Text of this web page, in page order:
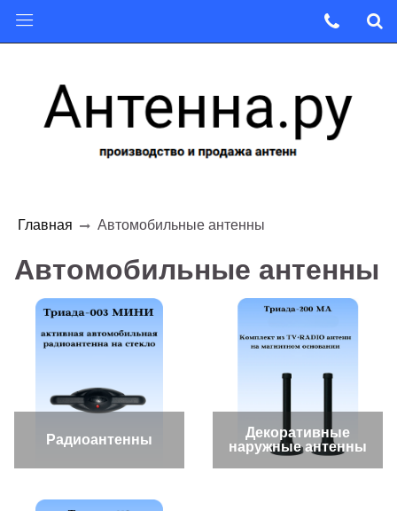
Главная Автомобильные антенны
Автомобильные антенны
Радиоантенны
Декоративные
наружные антенны